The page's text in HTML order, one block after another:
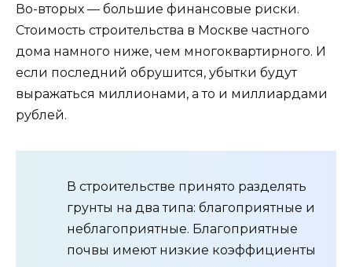
Во-вторых — большие финансовые риски.
Стоимость строительства в Москве частного
дома намного ниже, чем многоквартирного. И
если последний обрушится, убытки будут
выражаться миллионами, а то и миллиардами
рублей.
В строительстве принято разделять
грунты на два типа: благоприятные и
неблагоприятные. Благоприятные
почвы имеют низкие коэффициенты